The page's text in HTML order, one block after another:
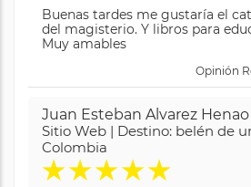
Buenas tardes me gustaría el
del magisterio. Y libros para
Muy amables
Opinión
Juan Esteban Alvarez Henao
Sitio Web | Destino: belén de
Colombia
★★★★★